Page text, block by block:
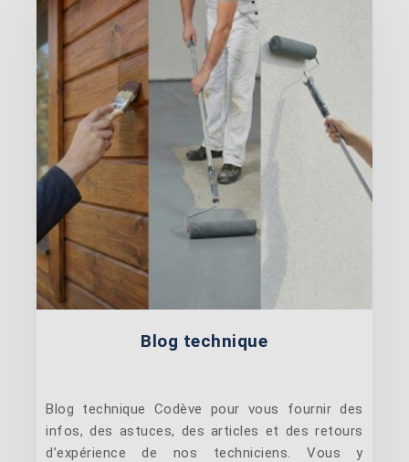
Blog technique
Blog technique Codève pour vous fournir des
infos, des astuces, des articles et des retours
d’expérience de nos techniciens. Vous y